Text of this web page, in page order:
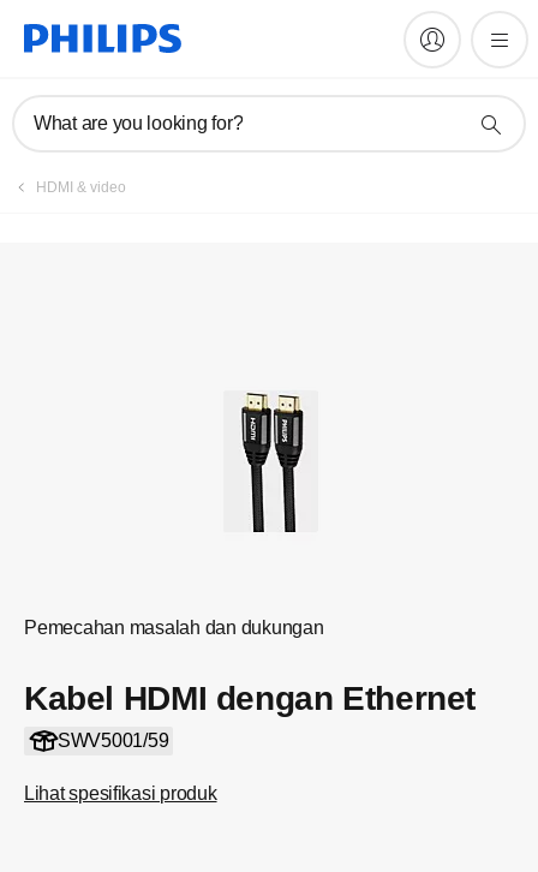
What are you looking for?
HDMI & video
Pemecahan masalah dan dukungan
Kabel HDMI dengan Ethernet
SWV5001/59
Lihat spesifikasi produk